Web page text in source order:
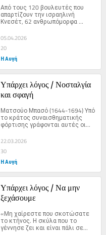
Από τους 120 βουλευτές που
απαρτίζουν την ισραηλινή
Κνεσέτ, 62 ανθρωπόμορφα
κτήνη...
05.04.2026
20
Η Αυγή
Υπάρχει λόγος / Νοσταλγία
και σφαγή
Ματσούο Μπασό (1644-1694) Υπό
το κράτος συναισθηματικής
φόρτισης γράφονται αυτές οι...
22.03.2026
30
Η Αυγή
Υπάρχει λόγος / Να μην
ξεχάσουμε
«Μη χαίρεστε που σκοτώσατε
το κτήνος. Η σκύλα που το
γέννησε ζει και είναι πάλι σε...